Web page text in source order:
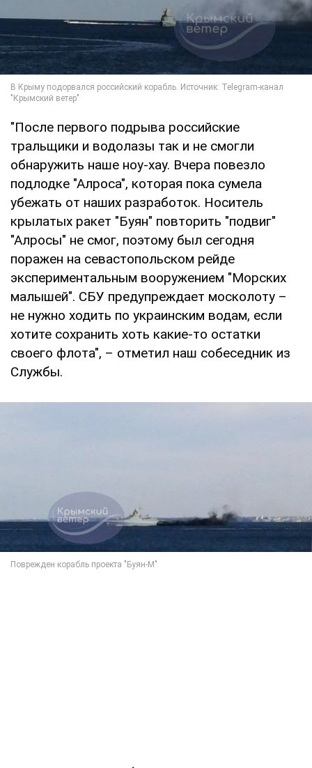
"После первого подрыва российские
тральщики и водолазы так и не смогли
обнаружить наше ноу-хау. Вчера повезло
подлодке "Алроса", которая пока сумела
убежать от наших разработок. Носитель
крылатых ракет "Буян" повторить "подвиг"
"Алросы" не смог, поэтому был сегодня
поражен на севастопольском рейде
экспериментальным вооружением "Морских
малышей". СБУ предупреждает москолоту –
не нужно ходить по украинским водам, если
хотите сохранить хоть какие-то остатки
своего флота", – отметил наш собеседник из
Службы.